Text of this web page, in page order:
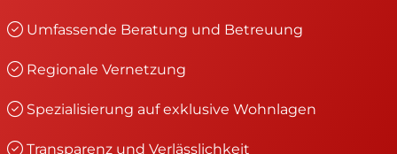
Umfassende Beratung und Betreuung
Regionale Vernetzung
Spezialisierung auf exklusive Wohnlagen
Transparenz und Verlässlichkeit